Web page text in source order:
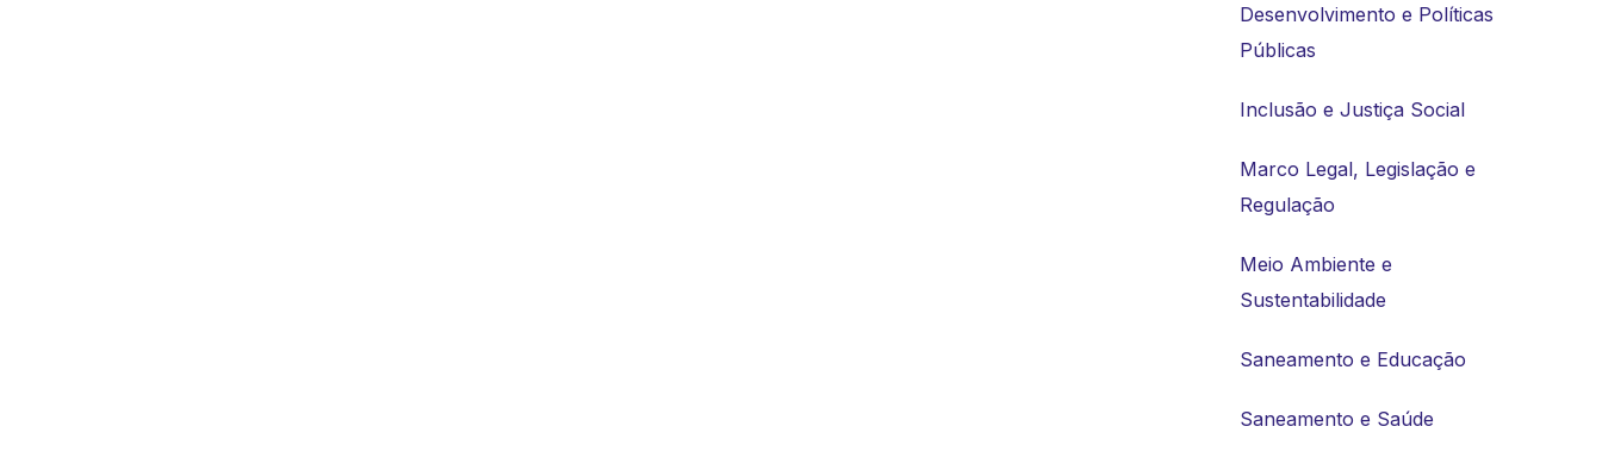
Desenvolvimento e Políticas
Públicas
Inclusão e Justiça Social
Marco Legal, Legislação e
Regulação
Meio Ambiente e
Sustentabilidade
Saneamento e Educação
Saneamento e Saúde